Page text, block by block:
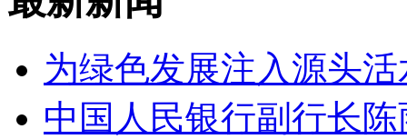
为绿色发展注入源头
中国人民银行副行长